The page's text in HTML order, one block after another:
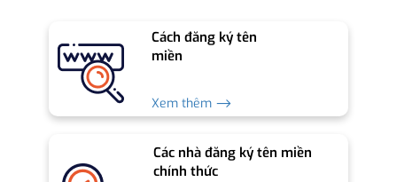
Cách đăng ký tên
miền
Xem thêm ⟶
Các nhà đăng ký tên miền
chính thức